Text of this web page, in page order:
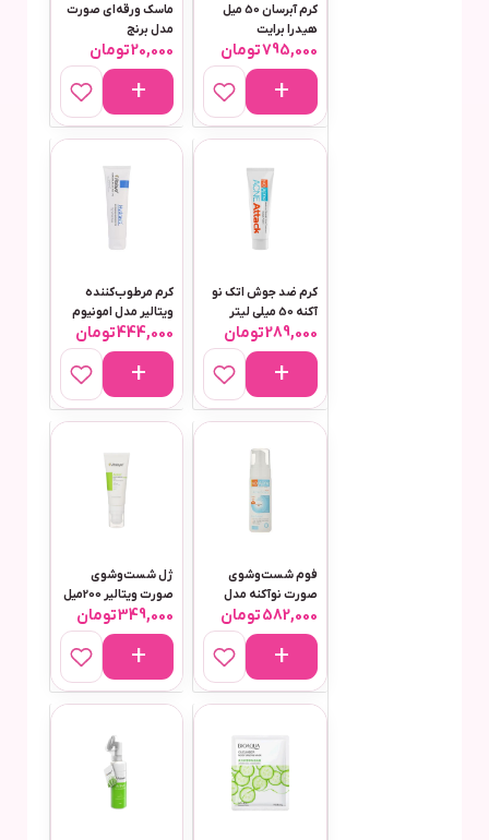
کرم آبرسان 50 میل
هیدرا برایت
هیلارونیک اسید ریچ
برایت مکس مناسب
پوست خشک
795,000تومان
ماسک ورقه‌ای صورت
مدل برنج
20,000تومان
کرم ضد جوش اتک نو
آکنه 50 میلی لیتر
289,000تومان
کرم مرطوب‌کننده
ویتالیر مدل امونیوم
لاکتات حجم 100
میلی‌لیتر
444,000تومان
فوم شست‌وشوی
صورت نوآکنه مدل
Anti Acne حجم 150
میلی‌لیتر
582,000تومان
ژل شست‌وشوی
صورت ویتالیر 200میل
مناسب پوست های
چرب و مختلط مدل
اکتیویت
349,000تومان